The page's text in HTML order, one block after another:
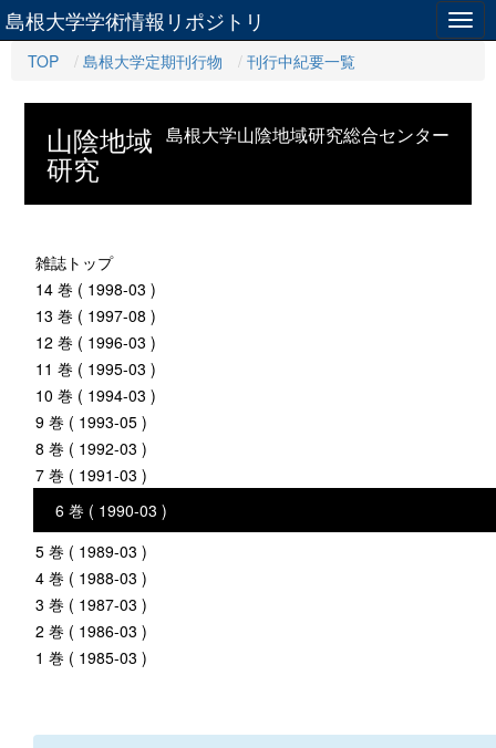
島根大学学術情報リポジトリ
TOP 島根大学定期刊行物 刊行中紀要一覧
島根大学山陰地域研究総合センター
山陰地域
研究
雑誌トップ
14 巻 ( 1998-03 )
13 巻 ( 1997-08 )
12 巻 ( 1996-03 )
11 巻 ( 1995-03 )
10 巻 ( 1994-03 )
9 巻 ( 1993-05 )
8 巻 ( 1992-03 )
7 巻 ( 1991-03 )
6 巻 ( 1990-03 )
5 巻 ( 1989-03 )
4 巻 ( 1988-03 )
3 巻 ( 1987-03 )
2 巻 ( 1986-03 )
1 巻 ( 1985-03 )